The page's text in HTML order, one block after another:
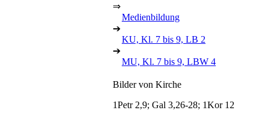
⇒
Medienbildung
➔
KU, Kl. 7 bis 9, LB 2
➔
MU, Kl. 7 bis 9, LBW 4
Bilder von Kirche
1Petr 2,9; Gal 3,26-28; 1Kor 12